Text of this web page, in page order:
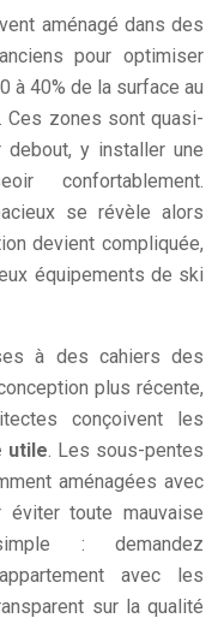
aménagé dans des
pour optimiser
à 40% de la surface au
zones sont quasi-
y installer une
confortablement.
se révèle alors
devient compliquée,
équipements de ski
à des cahiers des
plus récente,
conçoivent les
utile. Les sous-pentes
aménagées avec
éviter toute mauvaise
: demandez
avec les
sur la qualité